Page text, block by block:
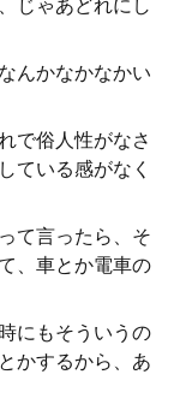
じゃあどれにし
んかなかなかい
で俗人性がなさ
ている感がなく
て言ったら、そ
、車とか電車の
にもそういうの
かするから、あ